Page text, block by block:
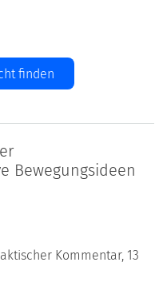
finden
Bewegungsideen
Kommentar, 13